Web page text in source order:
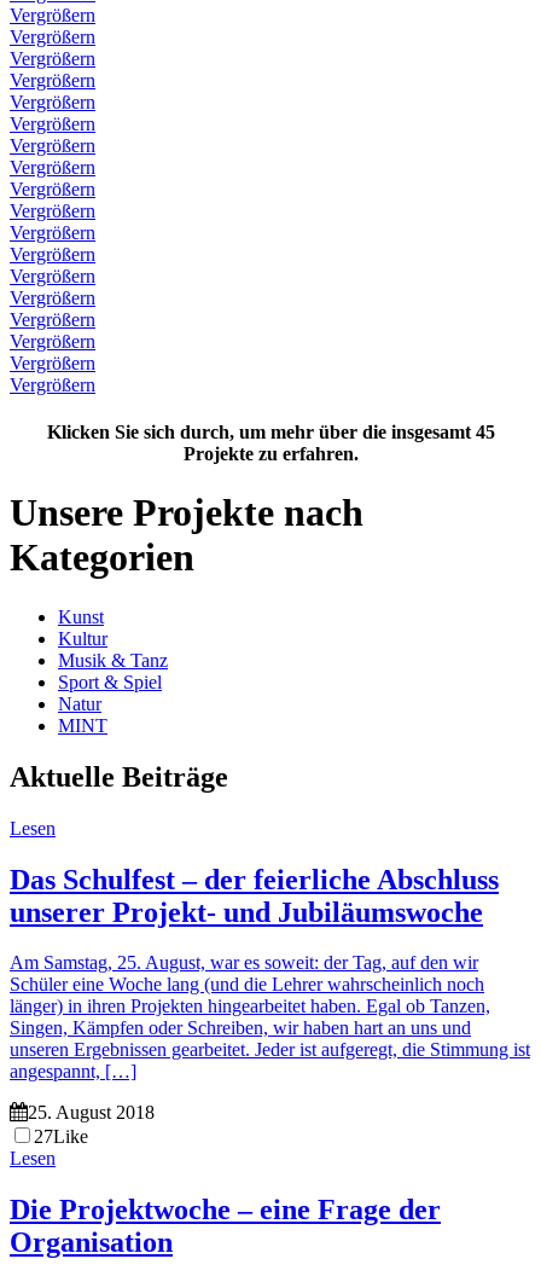
Vergrößern
Vergrößern
Vergrößern
Vergrößern
Vergrößern
Vergrößern
Vergrößern
Vergrößern
Vergrößern
Vergrößern
Vergrößern
Vergrößern
Vergrößern
Vergrößern
Vergrößern
Vergrößern
Vergrößern
Vergrößern
Klicken Sie sich durch, um mehr über die insgesamt 45
Projekte zu erfahren.
Unsere Projekte nach
Kategorien
Kunst
Kultur
Musik & Tanz
Sport & Spiel
Natur
MINT
Aktuelle Beiträge
Lesen
Das Schulfest – der feierliche Abschluss
unserer Projekt- und Jubiläumswoche
Am Samstag, 25. August, war es soweit: der Tag, auf den wir
Schüler eine Woche lang (und die Lehrer wahrscheinlich noch
länger) in ihren Projekten hingearbeitet haben. Egal ob Tanzen,
Singen, Kämpfen oder Schreiben, wir haben hart an uns und
unseren Ergebnissen gearbeitet. Jeder ist aufgeregt, die Stimmung ist
angespannt, […]
25. August 2018
27Like
Lesen
Die Projektwoche – eine Frage der
Organisation